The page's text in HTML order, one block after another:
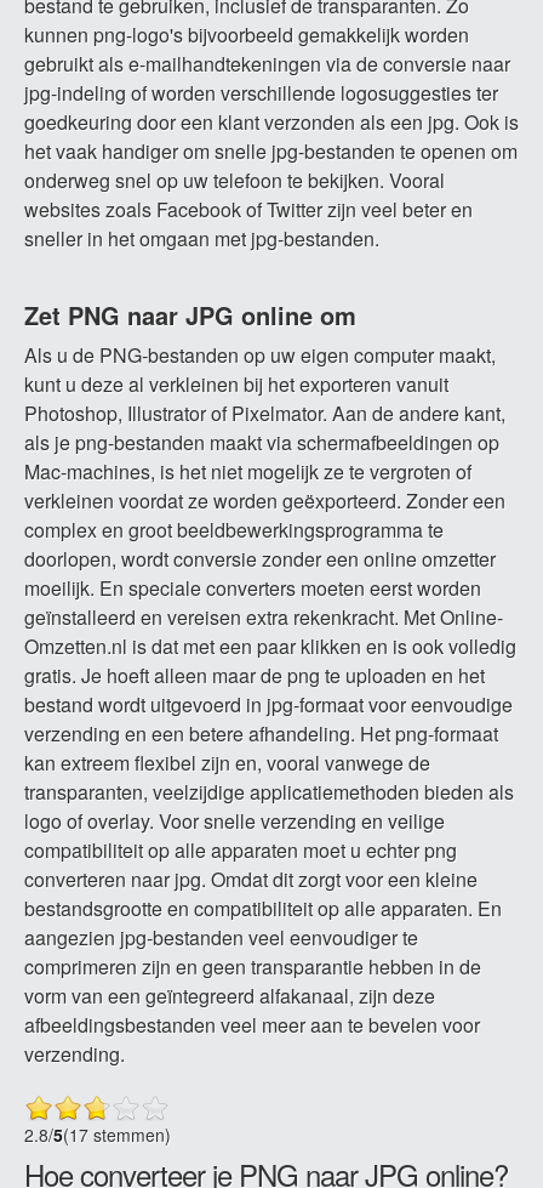
kunnen png-logo's bijvoorbeeld gemakkelijk worden
gebruikt als e-mailhandtekeningen via de conversie naar
jpg-indeling of worden verschillende logosuggesties ter
goedkeuring door een klant verzonden als een jpg. Ook is
het vaak handiger om snelle jpg-bestanden te openen om
onderweg snel op uw telefoon te bekijken. Vooral
websites zoals Facebook of Twitter zijn veel beter en
sneller in het omgaan met jpg-bestanden.
Zet PNG naar JPG online om
Als u de PNG-bestanden op uw eigen computer maakt,
kunt u deze al verkleinen bij het exporteren vanuit
Photoshop, Illustrator of Pixelmator. Aan de andere kant,
als je png-bestanden maakt via schermafbeeldingen op
Mac-machines, is het niet mogelijk ze te vergroten of
verkleinen voordat ze worden geëxporteerd. Zonder een
complex en groot beeldbewerkingsprogramma te
doorlopen, wordt conversie zonder een online omzetter
moeilijk. En speciale converters moeten eerst worden
geïnstalleerd en vereisen extra rekenkracht. Met Online-
Omzetten.nl is dat met een paar klikken en is ook volledig
gratis. Je hoeft alleen maar de png te uploaden en het
bestand wordt uitgevoerd in jpg-formaat voor eenvoudige
verzending en een betere afhandeling. Het png-formaat
kan extreem flexibel zijn en, vooral vanwege de
transparanten, veelzijdige applicatiemethoden bieden als
logo of overlay. Voor snelle verzending en veilige
compatibiliteit op alle apparaten moet u echter png
converteren naar jpg. Omdat dit zorgt voor een kleine
bestandsgrootte en compatibiliteit op alle apparaten. En
aangezien jpg-bestanden veel eenvoudiger te
comprimeren zijn en geen transparantie hebben in de
vorm van een geïntegreerd alfakanaal, zijn deze
afbeeldingsbestanden veel meer aan te bevelen voor
verzending.
2.8/5(17 stemmen)
Hoe converteer je PNG naar JPG online?